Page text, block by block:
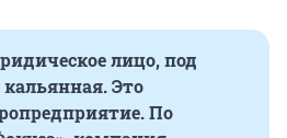
лицо, под
Это
По